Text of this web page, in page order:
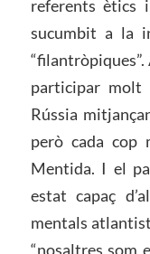
referents ètics
sucumbit a la
participar molt
Rússia
però cada cop
Mentida. I el
estat capaç
mentals
“nosaltres som